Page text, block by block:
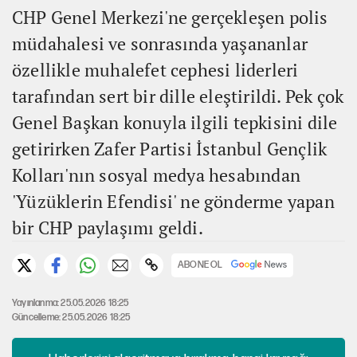
CHP Genel Merkezi'ne gerçekleşen polis
müdahalesi ve sonrasında yaşananlar
özellikle muhalefet cephesi liderleri
tarafından sert bir dille eleştirildi. Pek çok
Genel Başkan konuyla ilgili tepkisini dile
getirirken Zafer Partisi İstanbul Gençlik
Kolları'nın sosyal medya hesabından
'Yüzüklerin Efendisi' ne gönderme yapan
bir CHP paylaşımı geldi.
ABONE OL
Yayınlanma: 25.05.2026 18:25
Güncelleme: 25.05.2026 18:25